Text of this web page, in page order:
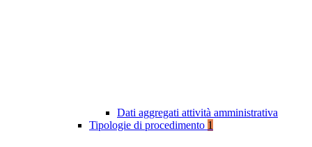
Dati aggregati attività amministrativa
Tipologie di procedimento 1